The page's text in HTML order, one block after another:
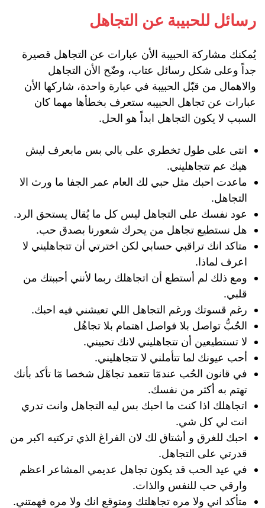
رسائل للحبيبة عن التجاهل
يُمكنك مشاركة الحبيبة الأن عبارات عن التجاهل قصيرة
جداً وعلى شكل رسائل عتاب، وضّح الأن التجاهل
والاهمال من قبّل الحبيبة في عبارة واحدة، شاركها الأن
عبارات عن تجاهل الحبيبه ستعرف بخطأها مهما كان
السبب لا يكون التجاهل ابداً هو الحل.
انتى على طول تخطري على بالي بس مابعرف ليش
هيك عم تتجاهليني.
ماعدت احبك مثل حبي لك العام عمر الجفا ما ورث الا
التجاهل.
عود نفسك على التجاهل ليس كل ما يُقال يستحق الرد.
هل نستطيع تجاهل من يحرك شعورنا بصدق حب.
متاكد انك تراقبي حسابي لكن اخترتي أن تتجاهليني لا
اعرف لماذا.
ومع ذلك لم أستطع أن اتجاهلك ربما لأنني أحببتك من
قلبي.
رغم قسوتك ورغم التجاهل اللي تعيشني فيه احبك.
الحُبُّ تواصل بلا فواصل اهتمام بلا تجاهُل
لا تستطيعين أن تتجاهليني لانك تحبيني.
أحب عيونك لما تتأملني لا تتجاهليني.
في قانون الحُب عندمٓا تتعمد تجاهٓل شخصا مٓا تأكد بأنك
تهتم به أكثر من نفسك.
اتجاهلك اذا كنت ما احبك بس ليه التجاهل وانت تدري
انت لي كل شي.
احبك للغرق و أشتاق لك لان الفراغ الذي تركتيه اكبر من
قدرتي على التجاهل.
في عيد الحب قد يكون تجاهل عديمي المشاعر اعظم
وارقي حب للنفس والذات.
متأكد اني ولا مره تجاهلتك ومتوقع انك ولا مره فهمتني.